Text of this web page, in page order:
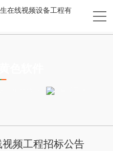
频工程招标公告